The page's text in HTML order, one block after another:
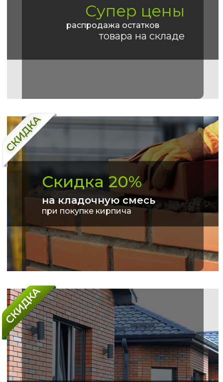
Супер цены
распродажа остатков
товара на складе
Скидка 20%
на кладочную смесь
при покупке кирпича